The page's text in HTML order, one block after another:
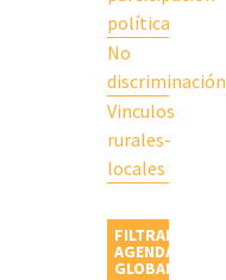
política
No
discriminación
Vinculos
rurales-
locales
FILTRAR
AGENDAS
GLOBALES